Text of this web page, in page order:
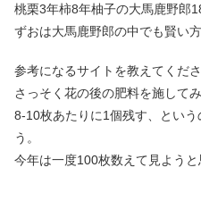
桃栗3年柿8年柚子の大馬鹿野郎
ずおは大馬鹿野郎の中でも賢い
参考になるサイトを教えてくだ
さっそく花の後の肥料を施してみ
8-10枚あたりに1個残す、とい
う。
今年は一度100枚数えて見ようと